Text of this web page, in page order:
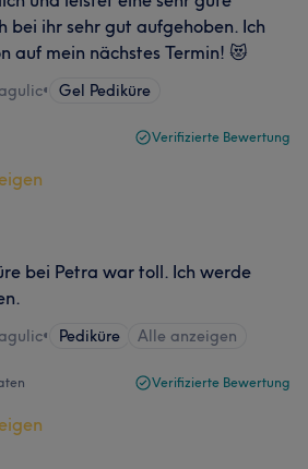
bei ihr sehr gut aufgehoben. Ich
auf mein nächstes Termin! 😻
• Gel Pediküre
Verifizierte Bewertung
bei Petra war toll. Ich werde
• Pediküre Alle anzeigen
Verifizierte Bewertung